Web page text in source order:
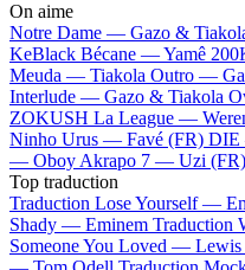
On aime
Notre Dame — Gazo &
KeBlack Bécane —Yamê
Meuda — Tiakola Outro —
Interlude — Gazo & Tiakola
ZOKUSH La League —
Ninho Urus — Favé (FR)
— Oboy Akrapo 7 — Uzi (FR)
Top traduction
Traduction Lose Yourself —
Shady — Eminem Traduction
Someone You Loved — Lewis